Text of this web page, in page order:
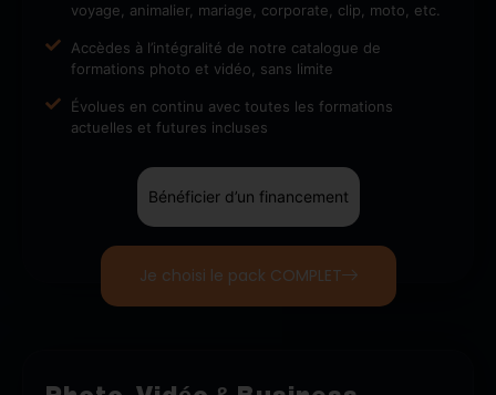
voyage, animalier, mariage, corporate, clip, moto, etc.
Accèdes à l’intégralité de notre catalogue de
formations photo et vidéo, sans limite
Évolues en continu avec toutes les formations
actuelles et futures incluses
Je choisi le pack COMPLET
Bénéficier d’un financement